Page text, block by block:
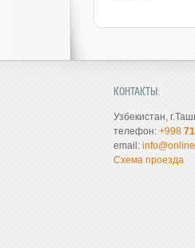
КОНТАКТЫ:
Узбекистан,
телефон: +99871
email:
Схема проезда